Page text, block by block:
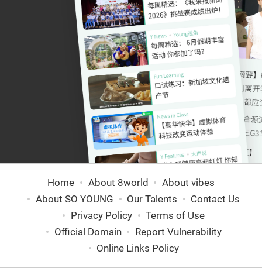
Home About 8world
About vibes
About SO YOUNG
Our Talents
Contact Us
Privacy Policy
Terms of Use
Official Domain
Report Vulnerability
Online Links Policy